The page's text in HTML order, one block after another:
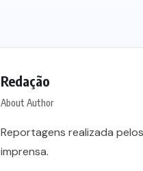
Redação
About Author
Reportagens realizada
imprensa.